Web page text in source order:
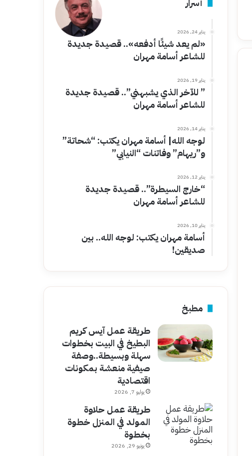
أسرار
يناير 24, 2026
«لم يعد شيئًا أدفعه».. قصيدة جديدة
للشاعر أسامة مهران
يناير 19, 2026
” للآخر الذي يشبهني”.. قصيدة جديدة
للشاعر أسامة مهران
يناير 14, 2026
لوجه الله| أسامة مهران يكتب: “شحاتة”
و”ريهام” وفاتنات “النيابي”
يناير 12, 2026
“خارج السيطرة”.. قصيدة جديدة
للشاعر أسامة مهران
يناير 10, 2026
أسامة مهران يكتب: لوجه الله.. بين
صديقين!
مطبخ
طريقة عمل آيس كريم
البطيخ في البيت بخطوات
سهلة وبسيطة..وصفة
صيفية منعشة بمكونات
اقتصادية
يوليو 7, 2026
طريقة عمل حلاوة
المولد في المنزل خطوة
بخطوة
يونيو 29, 2026